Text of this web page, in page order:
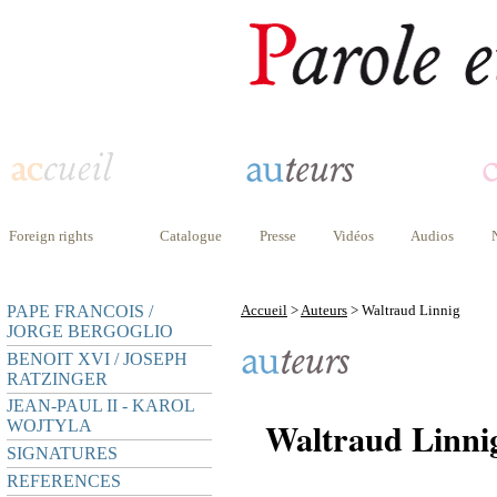
Foreign rights Catalogue Presse Vidéos Audios
PAPE FRANCOIS /
JORGE BERGOGLIO
BENOIT XVI / JOSEPH
RATZINGER
JEAN-PAUL II - KAROL
WOJTYLA
SIGNATURES
REFERENCES
Accueil >Auteurs > Waltraud Linnig
Waltraud